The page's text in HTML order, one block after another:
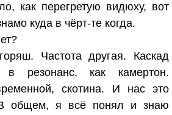
как перегретую видюху, вот
куда в чёрт-те когда.
Частота другая. Каскад
в резонанс, как камертон.
скотина. И нас это
общем, я всё понял и знаю